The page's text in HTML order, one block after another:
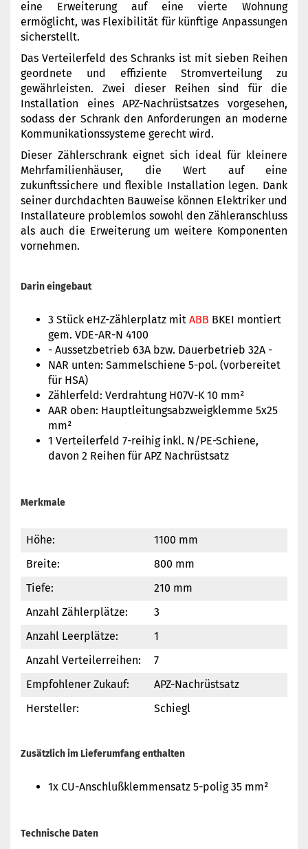
eine Erweiterung auf eine vierte Wohnung
ermöglicht, was Flexibilität für künftige Anpassungen
sicherstellt.
Das Verteilerfeld des Schranks ist mit sieben Reihen
geordnete und effiziente Stromverteilung zu
gewährleisten. Zwei dieser Reihen sind für die
Installation eines APZ-Nachrüstsatzes vorgesehen,
sodass der Schrank den Anforderungen an moderne
Kommunikationssysteme gerecht wird.
Dieser Zählerschrank eignet sich ideal für kleinere
Mehrfamilienhäuser, die Wert auf eine
zukunftssichere und flexible Installation legen. Dank
seiner durchdachten Bauweise können Elektriker und
Installateure problemlos sowohl den Zähleranschluss
als auch die Erweiterung um weitere Komponenten
vornehmen.
Darin eingebaut
3 Stück eHZ-Zählerplatz mit ABB BKEI montiert
gem. VDE-AR-N 4100
- Aussetzbetrieb 63A bzw. Dauerbetrieb 32A -
NAR unten: Sammelschiene 5-pol. (vorbereitet
für HSA)
Zählerfeld: Verdrahtung H07V-K 10 mm²
AAR oben: Hauptleitungsabzweigklemme 5x25
mm²
1 Verteilerfeld 7-reihig inkl. N/PE-Schiene,
davon 2 Reihen für APZ Nachrüstsatz
Merkmale
Höhe:
1100 mm
Breite:
800 mm
Tiefe:
210 mm
Anzahl Zählerplätze:
3
Anzahl Leerplätze:
1
Anzahl Verteilerreihen:
7
Empfohlener Zukauf:
APZ-Nachrüstsatz
Hersteller:
Schiegl
Zusätzlich im Lieferumfang enthalten
1x CU-Anschlußklemmensatz 5-polig 35 mm²
Technische Daten